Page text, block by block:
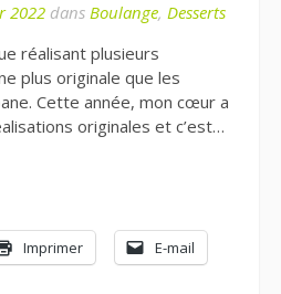
2022 dans Boulange, Desserts
réalisant plusieurs
plus originale que les
Cette année, mon cœur a
originales et c’est…
Imprimer E-mail